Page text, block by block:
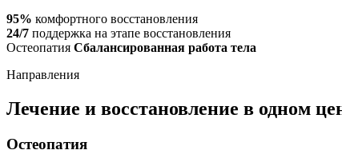
95% комфортного восстановления
24/7 поддержка на этапе восстановления
Остеопатия Сбалансированная работа тела
Направления
Лечение и восстановление в одном
Остеопатия